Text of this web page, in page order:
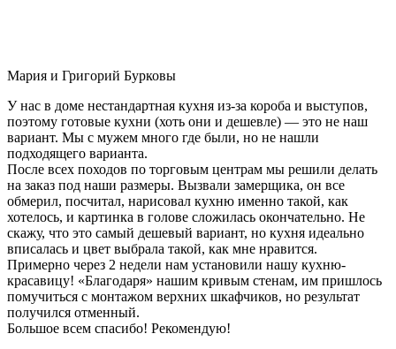
Мария и Григорий Бурковы
У нас в доме нестандартная кухня из-за короба и выступов,
поэтому готовые кухни (хоть они и дешевле) — это не наш
вариант. Мы с мужем много где были, но не нашли
подходящего варианта.
После всех походов по торговым центрам мы решили делать
на заказ под наши размеры. Вызвали замерщика, он все
обмерил, посчитал, нарисовал кухню именно такой, как
хотелось, и картинка в голове сложилась окончательно. Не
скажу, что это самый дешевый вариант, но кухня идеально
вписалась и цвет выбрала такой, как мне нравится.
Примерно через 2 недели нам установили нашу кухню-
красавицу! «Благодаря» нашим кривым стенам, им пришлось
помучиться с монтажом верхних шкафчиков, но результат
получился отменный.
Большое всем спасибо! Рекомендую!